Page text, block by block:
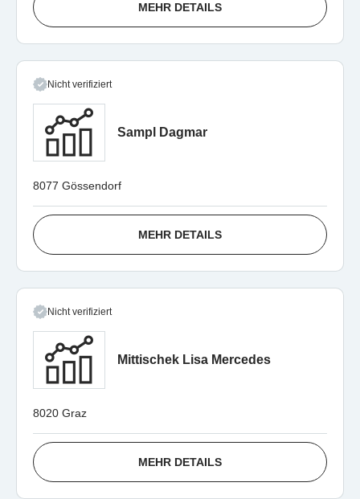
MEHR DETAILS
Nicht verifiziert
Sampl Dagmar
8077 Gössendorf
MEHR DETAILS
Nicht verifiziert
Mittischek Lisa Mercedes
8020 Graz
MEHR DETAILS